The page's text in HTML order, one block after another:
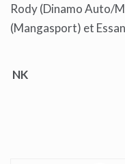
Rody (Dinamo Auto/
(Mangasport) et
NK